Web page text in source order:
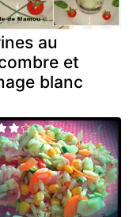
au
et
blanc